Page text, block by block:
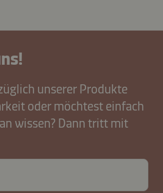
unserer Produkte
oder möchtest einfach
wissen? Dann tritt mit